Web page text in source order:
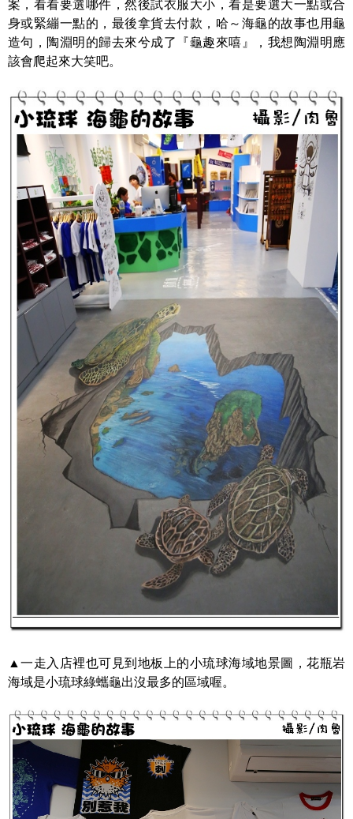
案，看看要選哪件，然後試衣服大小，看是要選大一點或合
身或緊繃一點的，最後拿貨去付款，哈～海龜的故事也用龜
造句，陶淵明的歸去來兮成了『龜趣來嘻』，我想陶淵明應
該會爬起來大笑吧。
▲一走入店裡也可見到地板上的小琉球海域地景圖，花瓶岩
海域是小琉球綠蠵龜出沒最多的區域喔。